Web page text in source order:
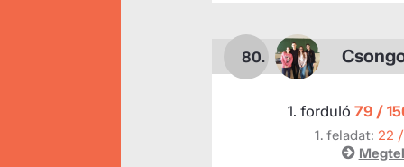
80.
1. forduló 79 /
1. feladat: 22